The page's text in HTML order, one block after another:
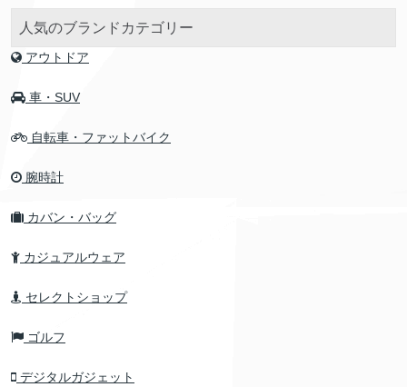
人気のブランドカテゴリー
アウトドア
車・SUV
自転車・ファットバイク
腕時計
カバン・バッグ
カジュアルウェア
セレクトショップ
ゴルフ
デジタルガジェット